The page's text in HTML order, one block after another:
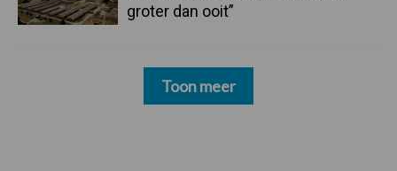
groter dan ooit”
Toon meer